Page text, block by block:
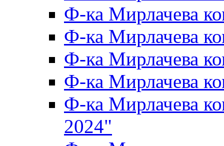
Ф-ка Мирлачева
Ф-ка Мирлачева
Ф-ка Мирлачева
Ф-ка Мирлачева
Ф-ка Мирлачева
2024"